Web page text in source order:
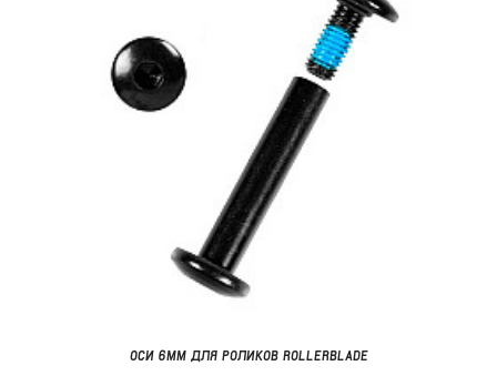
ОСИ 6ММ ДЛЯ РОЛИКОВ ROLLERBLADE